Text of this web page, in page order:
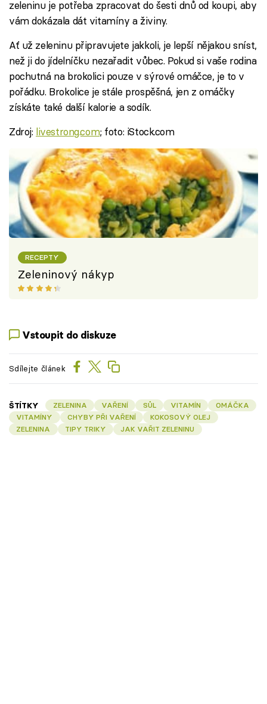
zeleninu je potřeba zpracovat do šesti dnů od koupi, aby
vám dokázala dát vitamíny a živiny.
Ať už zeleninu připravujete jakkoli, je lepší nějakou sníst,
než ji do jídelníčku nezařadit vůbec. Pokud si vaše rodina
pochutná na brokolici pouze v sýrové omáčce, je to v
pořádku. Brokolice je stále prospěšná, jen z omáčky
získáte také další kalorie a sodík.
Zdroj: livestrong.com; foto: iStock.com
RECEPTY
Zeleninový nákyp
Vstoupit do diskuze
Sdílejte článek
ŠTÍTKY ZELENINA VAŘENÍ SŮL VITAMÍN
OMÁČKA
VITAMÍNY
CHYBY PŘI VAŘENÍ
KOKOSOVÝ OLEJ
ZELENINA
TIPY TRIKY JAK VAŘIT ZELENINU